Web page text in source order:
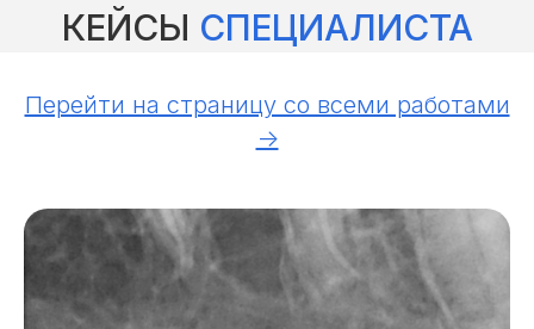
КЕЙСЫ СПЕЦИАЛИСТА
Перейти на страницу со всеми работами
->